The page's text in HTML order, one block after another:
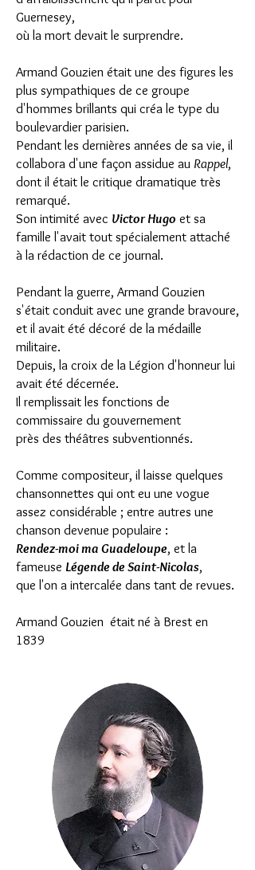
Guernesey,
où la mort devait le surprendre.
Armand Gouzien était une des figures les
plus sympathiques de ce groupe
d'hommes brillants qui créa le type du
boulevardier parisien.
Pendant les dernières années de sa vie, il
collabora d'une façon assidue au Rappel,
dont il était le critique dramatique très
remarqué.
Son intimité avec Victor Hugo et sa
famille l'avait tout spécialement attaché
à la rédaction de ce journal.
Pendant la guerre, Armand Gouzien
s'était conduit avec une grande bravoure,
et il avait été décoré de la médaille
militaire.
Depuis, la croix de la Légion d'honneur lui
avait été décernée.
Il remplissait les fonctions de
commissaire du gouvernement
près des théâtres subventionnés.
Comme compositeur, il laisse quelques
chansonnettes qui ont eu une vogue
assez considérable ; entre autres une
chanson devenue populaire :
Rendez-moi ma Guadeloupe, et la
fameuse Légende de Saint-Nicolas,
que l'on a intercalée dans tant de revues.
Armand Gouzien était né à Brest en
1839